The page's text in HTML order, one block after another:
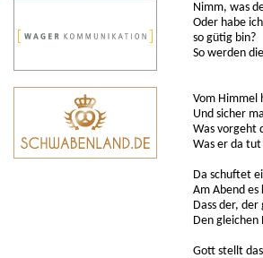
Nimm, was
Oder habe
so gütig bin?
So werden
Vom Himmel
Und sicher
Was vorgeht
Was er da
Da schuftet
Am Abend es
Dass der,
Den gleichen
Gott stellt